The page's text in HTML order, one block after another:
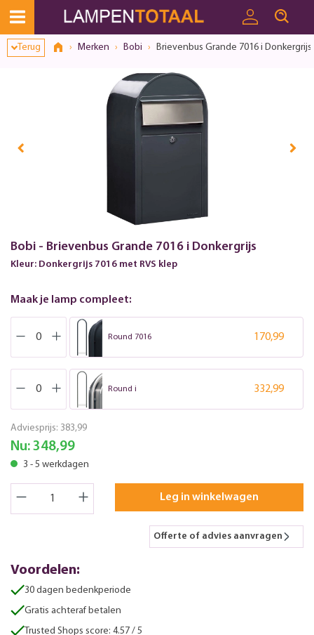
Terug Merken Bobi Brievenbus Grande 7016 i Donkergrijs
Bobi - Brievenbus Grande 7016 i Donkergrijs
Kleur: Donkergrijs 7016 met RVS klep
Maak je lamp compleet:
Round 7016 170,99
Round i 332,99
Adviesprijs: 383,99
Nu: 348,99
3 - 5 werkdagen
Leg in winkelwagen
Offerte of advies aanvragen
Voordelen:
30 dagen bedenkperiode
Gratis achteraf betalen
Trusted Shops score: 4.57 / 5